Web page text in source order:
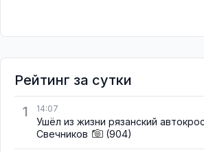
Рейтинг за сутки
1
14:07
Ушёл из жизни рязанский
Свечников
(904)